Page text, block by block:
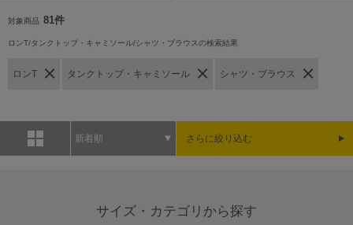
対象商品 81件
ロンT/タンクトップ・キャミソール/シャツ・ブラウスの検索結果
ロンT タンクトップ・キャミソール シャツ・ブラウス
新着順 さらに絞り込む
サイズ・カテゴリから探す